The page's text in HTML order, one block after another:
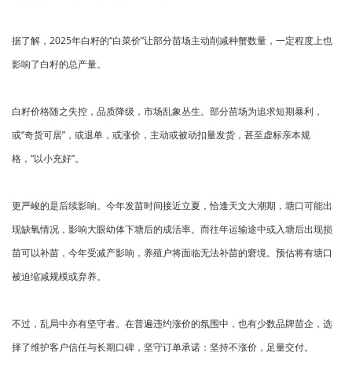
据了解，2025年白籽的“白菜价”让部分苗场主动削减种蟹数量，一定程度上也
影响了白籽的总产量。
白籽价格随之失控，品质降级，市场乱象丛生。部分苗场为追求短期暴利，
或“奇货可居”，或退单，或涨价，主动或被动扣量发货，甚至虚标亲本规
格，“以小充好”。
更严峻的是后续影响。今年发苗时间接近立夏，恰逢天文大潮期，塘口可能出
现缺氧情况，影响大眼幼体下塘后的成活率。而往年运输途中或入塘后出现损
苗可以补苗，今年受减产影响，养殖户将面临无法补苗的窘境。预估将有塘口
被迫缩减规模或弃养。
不过，乱局中亦有坚守者。在普遍违约涨价的氛围中，也有少数品牌苗企，选
择了维护客户信任与长期口碑，坚守订单承诺：坚持不涨价，足量交付。